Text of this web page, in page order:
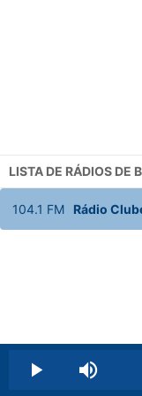
LISTA DE RÁDIOS DE
104.1 FM Rádio
Play Mute